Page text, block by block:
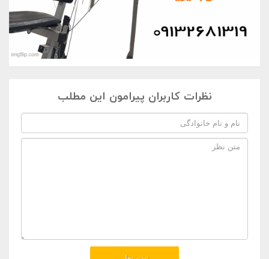
نظرات کاربران پیرامون این مطلب